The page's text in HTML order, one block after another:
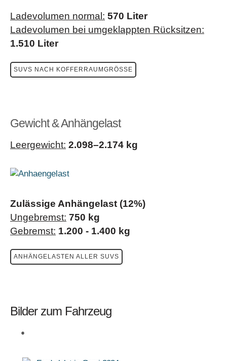
Ladevolumen normal: 570 Liter
Ladevolumen bei umgeklappten Rücksitzen:
1.510 Liter
SUVS NACH KOFFERRAUMGRÖSSE
Gewicht & Anhängelast
Leergewicht: 2.098–2.174 kg
Zulässige Anhängelast (12%)
Ungebremst: 750 kg
Gebremst: 1.200 - 1.400 kg
ANHÄNGELASTEN ALLER SUVS
Bilder zum Fahrzeug